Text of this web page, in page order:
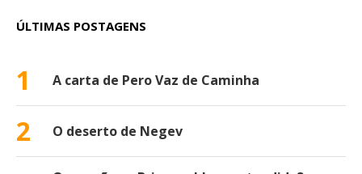
ÚLTIMAS POSTAGENS
1 A carta de Pero Vaz de Caminha
2 O deserto de Negev